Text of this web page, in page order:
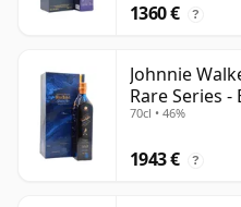
1360 € ?
Johnnie
Rare Series -
70cl • 46%
1943 € ?